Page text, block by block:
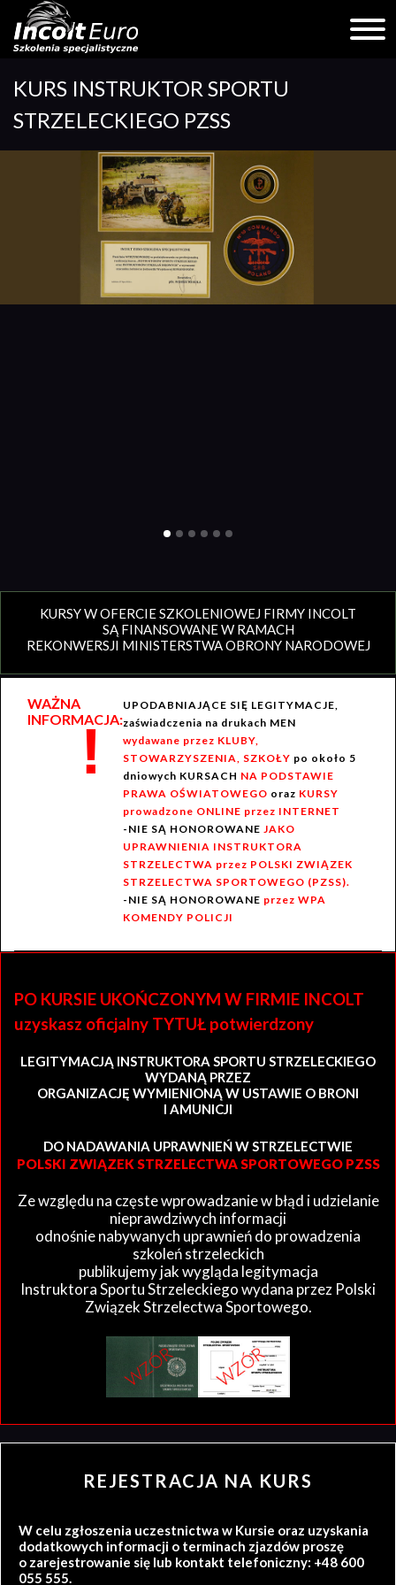
content
KURS INSTRUKTOR SPORTU
STRZELECKIEGO PZSS
KURSY W OFERCIE SZKOLENIOWEJ FIRMY INCOLT
SĄ FINANSOWANE W RAMACH
REKONWERSJI MINISTERSTWA OBRONY NARODOWEJ
WAŻNA
INFORMACJA:
!
UPODABNIAJĄCE SIĘ LEGITYMACJE,
zaświadczenia na drukach MEN
wydawane przez KLUBY,
STOWARZYSZENIA, SZKOŁY po około 5
dniowych KURSACH NA PODSTAWIE
PRAWA OŚWIATOWEGO oraz KURSY
prowadzone ONLINE przez INTERNET
-NIE SĄ HONOROWANE JAKO
UPRAWNIENIA INSTRUKTORA
STRZELECTWA przez POLSKI ZWIĄZEK
STRZELECTWA SPORTOWEGO (PZSS).
-NIE SĄ HONOROWANE przez WPA
KOMENDY POLICJI
PO KURSIE UKOŃCZONYM W FIRMIE INCOLT
uzyskasz oficjalny TYTUŁ potwierdzony
LEGITYMACJĄ INSTRUKTORA SPORTU STRZELECKIEGO
WYDANĄ PRZEZ
ORGANIZACJĘ WYMIENIONĄ W USTAWIE O BRONI
I AMUNICJI
DO NADAWANIA UPRAWNIEŃ W STRZELECTWIE
POLSKI ZWIĄZEK STRZELECTWA SPORTOWEGO PZSS
Ze względu na częste wprowadzanie w błąd i udzielanie
nieprawdziwych informacji
odnośnie nabywanych uprawnień do prowadzenia
szkoleń strzeleckich
publikujemy jak wygląda legitymacja
Instruktora Sportu Strzeleckiego wydana przez Polski
Związek Strzelectwa Sportowego.
REJESTRACJA NA KURS
W celu zgłoszenia uczestnictwa w Kursie oraz uzyskania
dodatkowych informacji o terminach zjazdów proszę
o zarejestrowanie się lub kontakt telefoniczny: +48 600
055 555.